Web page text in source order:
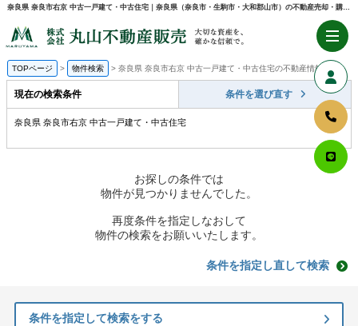
奈良県 奈良市右京 中古一戸建て・中古住宅｜奈良県（奈良市・生駒市・大和郡山市）の不動産売却・購入のことなら株式会社丸山不動産販売
TOPページ 物件検索 奈良県 奈良市右京 中古一戸建て・中古住宅の不動産情報一覧
現在の検索条件 条件を選び直す
奈良県 奈良市右京 中古一戸建て・中古住宅
お探しの条件では
物件が見つかりませんでした。
再度条件を指定しなおして
物件の検索をお願いいたします。
条件を指定し直して検索
条件を指定して検索をする